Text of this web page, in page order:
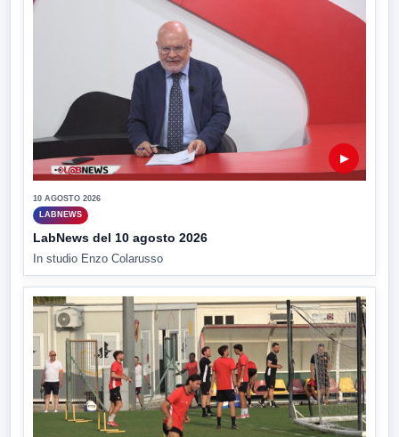
▶
10 AGOSTO 2026
LABNEWS
LabNews del 10 agosto 2026
In studio Enzo Colarusso